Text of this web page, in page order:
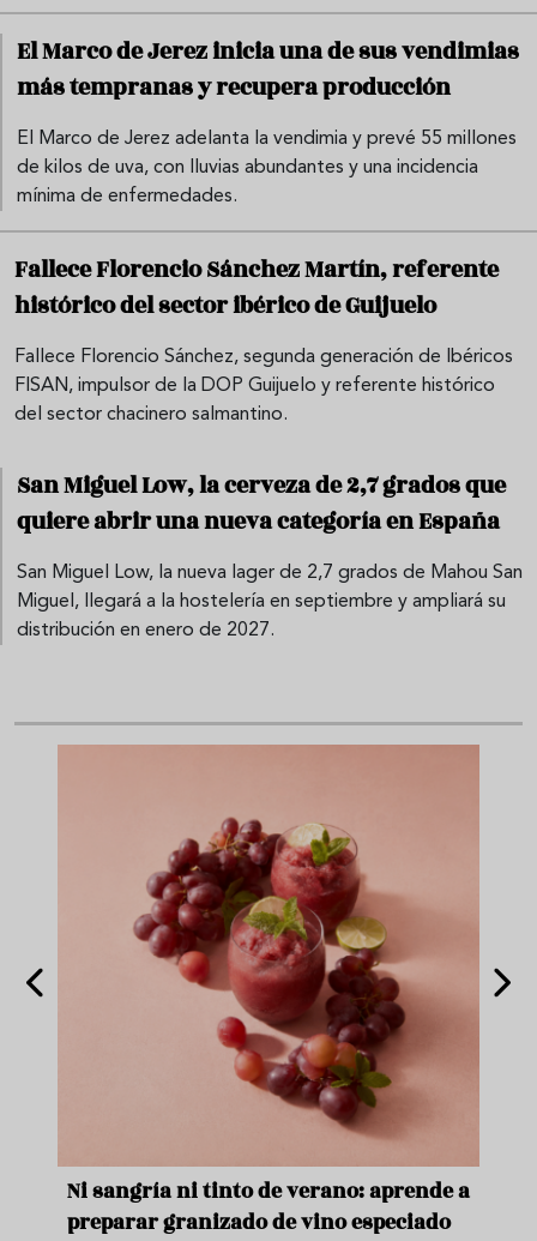
El Marco de Jerez inicia una de sus vendimias
más tempranas y recupera producción
El Marco de Jerez adelanta la vendimia y prevé 55 millones
de kilos de uva, con lluvias abundantes y una incidencia
mínima de enfermedades.
Fallece Florencio Sánchez Martín, referente
histórico del sector ibérico de Guijuelo
Fallece Florencio Sánchez, segunda generación de Ibéricos
FISAN, impulsor de la DOP Guijuelo y referente histórico
del sector chacinero salmantino.
San Miguel Low, la cerveza de 2,7 grados que
quiere abrir una nueva categoría en España
San Miguel Low, la nueva lager de 2,7 grados de Mahou San
Miguel, llegará a la hostelería en septiembre y ampliará su
distribución en enero de 2027.
Ni sangría ni tinto de verano: aprende a
preparar granizado de vino especiado